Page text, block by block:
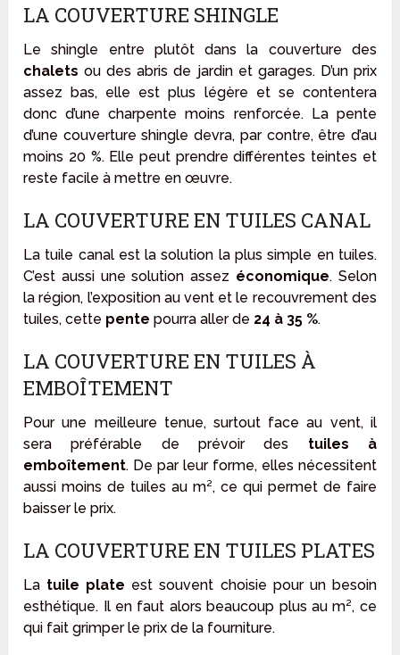
LA COUVERTURE SHINGLE
Le shingle entre plutôt dans la couverture des
chaletsou des abris de jardin et garages. D’un prix
assez bas, elle est plus légère et se contentera
donc d’une charpente moins renforcée. La pente
d’une couverture shingle devra, par contre, être d’au
moins 20 %. Elle peut prendre différentes teintes et
reste facile à mettre en œuvre.
LA COUVERTURE EN TUILES CANAL
La tuile canal est la solution la plus simple en tuiles.
C’est aussi une solution assez économique. Selon
la région, l’exposition au vent et le recouvrement des
tuiles, cette pentepourra aller de 24 à 35 %.
LA COUVERTURE EN TUILES À
EMBOÎTEMENT
Pour une meilleure tenue, surtout face au vent, il
sera préférable de prévoir des tuiles à
emboîtement. De par leur forme, elles nécessitent
aussi moins de tuiles au m², ce qui permet de faire
baisser le prix.
LA COUVERTURE EN TUILES PLATES
La tuile plate est souvent choisie pour un besoin
esthétique. Il en faut alors beaucoup plus au m², ce
qui fait grimper le prix de la fourniture.